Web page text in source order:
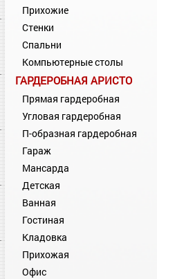
Прихожие
Стенки
Спальни
Компьютерные столы
ГАРДЕРОБНАЯ АРИСТО
Прямая гардеробная
Угловая гардеробная
П-образная гардеробная
Гараж
Мансарда
Детская
Ванная
Гостиная
Кладовка
Прихожая
Офис